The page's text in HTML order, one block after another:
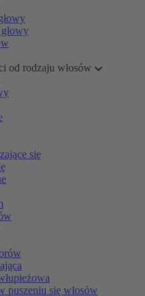
od rodzaju włosów
się
puszeniu się włosów